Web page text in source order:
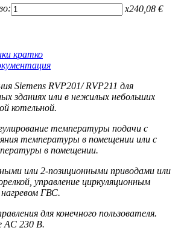
x240,08 €
кратко
Siemens RVP201/ RVP211 для
зданиях или в нежилых небольших
котельной.
температуры подачи с
температуры в помещении или с
в помещении.
или 2-позиционными приводами или
управление циркуляционным
нагревом ГВС.
для конечного пользователя.
AC 230 В.